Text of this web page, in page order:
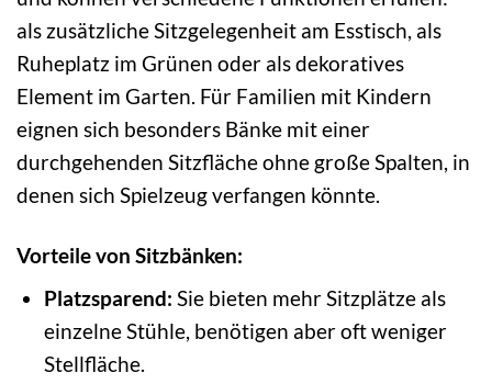
als zusätzliche Sitzgelegenheit am Esstisch, als
Ruheplatz im Grünen oder als dekoratives
Element im Garten. Für Familien mit Kindern
eignen sich besonders Bänke mit einer
durchgehenden Sitzfläche ohne große Spalten, in
denen sich Spielzeug verfangen könnte.
Vorteile von Sitzbänken:
Platzsparend: Sie bieten mehr Sitzplätze als
einzelne Stühle, benötigen aber oft weniger
Stellfläche.